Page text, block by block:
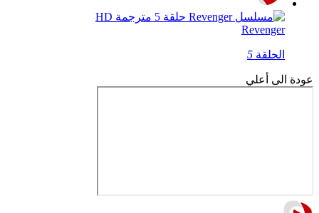
Revenger
الحلقة 5
عودة الى أعلي